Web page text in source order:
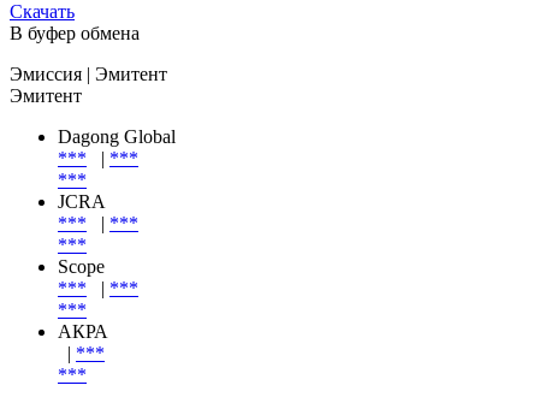
Скачать
В буфер обмена
Эмиссия | Эмитент
Эмитент
Dagong Global
***
| ***
***
JCRA
***
| ***
***
Scope
***
| ***
***
АКРА
| ***
***